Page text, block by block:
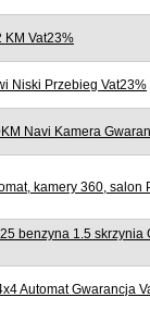
KM Vat23%
Niski Przebieg Vat23%
Navi Kamera
kamery 360, salon
benzyna 1.5 skrzynia
Automat Gwarancja